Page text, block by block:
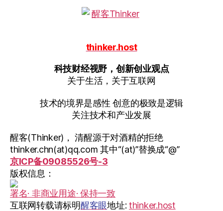
thinker.host
科技财经视野，创新创业观点
关于生活，关于互联网
技术的境界是感性 创意的极致是逻辑
关注技术和产业发展
醒客(Thinker)， 清醒源于对酒精的拒绝
thinker.chn(at)qq.com 其中“(at)”替换成“@”
京ICP备09085526号-3
版权信息：
署名· 非商业用途· 保持一致
互联网转载请标明醒客眼地址: thinker.host